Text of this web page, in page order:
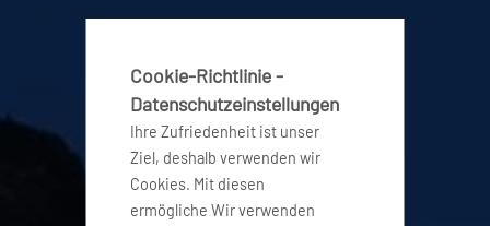
Cookie-Richtlinie -
Datenschutzeinstellungen
Ihre Zufriedenheit ist unser
Ziel, deshalb verwenden wir
Cookies. Mit diesen
ermögliche Wir verwenden